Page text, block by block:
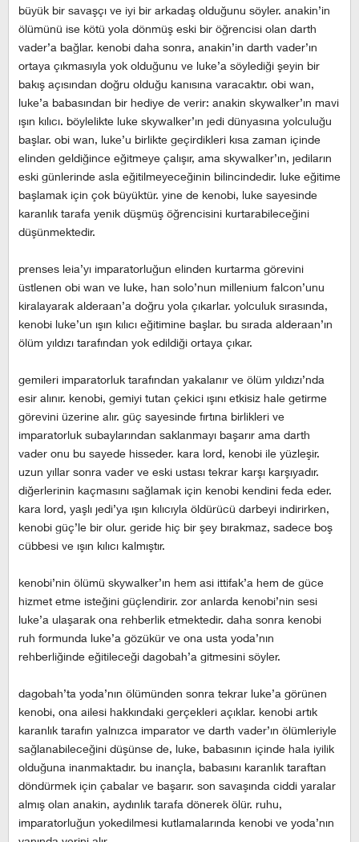
büyük bir savaşçı ve iyi bir arkadaş olduğunu söyler. anakin’in
ölümünü ise kötü yola dönmüş eski bir öğrencisi olan darth
vader’a bağlar. kenobi daha sonra, anakin’in darth vader’ın
ortaya çıkmasıyla yok olduğunu ve luke’a söylediği şeyin bir
bakış açısından doğru olduğu kanısına varacaktır. obi wan,
luke’a babasından bir hediye de verir: anakin skywalker’ın mavi
ışın kılıcı. böylelikte luke skywalker’ın jedi dünyasına yolculuğu
başlar. obi wan, luke’u birlikte geçirdikleri kısa zaman içinde
elinden geldiğince eğitmeye çalışır, ama skywalker’ın, jediların
eski günlerinde asla eğitilmeyeceğinin bilincindedir. luke eğitime
başlamak için çok büyüktür. yine de kenobi, luke sayesinde
karanlık tarafa yenik düşmüş öğrencisini kurtarabileceğini
düşünmektedir.
prenses leia’yı imparatorluğun elinden kurtarma görevini
üstlenen obi wan ve luke, han solo’nun millenium falcon’unu
kiralayarak alderaan’a doğru yola çıkarlar. yolculuk sırasında,
kenobi luke’un ışın kılıcı eğitimine başlar. bu sırada alderaan’ın
ölüm yıldızı tarafından yok edildiği ortaya çıkar.
gemileri imparatorluk tarafından yakalanır ve ölüm yıldızı’nda
esir alınır. kenobi, gemiyi tutan çekici ışını etkisiz hale getirme
görevini üzerine alır. güç sayesinde fırtına birlikleri ve
imparatorluk subaylarından saklanmayı başarır ama darth
vader onu bu sayede hisseder. kara lord, kenobi ile yüzleşir.
uzun yıllar sonra vader ve eski ustası tekrar karşı karşıyadır.
diğerlerinin kaçmasını sağlamak için kenobi kendini feda eder.
kara lord, yaşlı jedi’ya ışın kılıcıyla öldürücü darbeyi indirirken,
kenobi güç’le bir olur. geride hiç bir şey bırakmaz, sadece boş
cübbesi ve ışın kılıcı kalmıştır.
kenobi’nin ölümü skywalker’ın hem asi ittifak’a hem de güce
hizmet etme isteğini güçlendirir. zor anlarda kenobi’nin sesi
luke’a ulaşarak ona rehberlik etmektedir. daha sonra kenobi
ruh formunda luke’a gözükür ve ona usta yoda’nın
rehberliğinde eğitileceği dagobah’a gitmesini söyler.
dagobah’ta yoda’nın ölümünden sonra tekrar luke’a görünen
kenobi, ona ailesi hakkındaki gerçekleri açıklar. kenobi artık
karanlık tarafın yalnızca imparator ve darth vader’ın ölümleriyle
sağlanabileceğini düşünse de, luke, babasının içinde hala iyilik
olduğuna inanmaktadır. bu inançla, babasını karanlık taraftan
döndürmek için çabalar ve başarır. son savaşında ciddi yaralar
almış olan anakin, aydınlık tarafa dönerek ölür. ruhu,
imparatorluğun yokedilmesi kutlamalarında kenobi ve yoda’nın